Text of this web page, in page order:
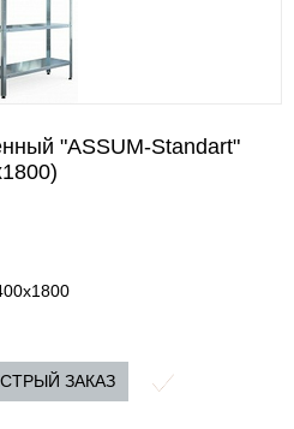
"ASSUM-Standart"
ЗАКАЗ